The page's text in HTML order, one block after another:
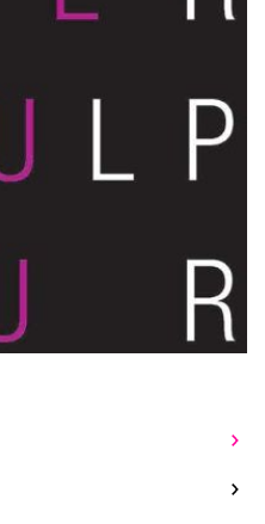
Kuijer schrieb diese
bekommt der Leser seine
vermittelt.